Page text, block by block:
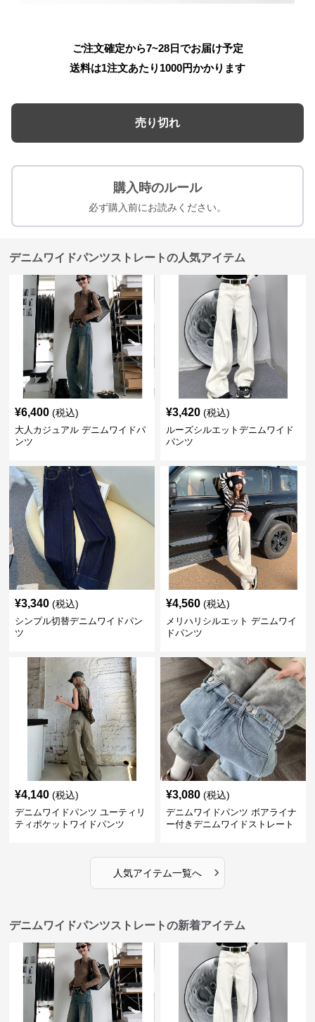
ご注文確定から7~28日でお届け予定
送料は1注文あたり 1000円かかります
売り切れ
購入時のルール
必ず購入前にお読みください。
デニムワイドパンツストレートの人気アイテム
¥6,400 (税込)
大人カジュアル デニムワイドパ
ンツ
¥3,420 (税込)
ルーズシルエットデニムワイド
パンツ
¥3,340 (税込)
シンプル切替デニムワイドパン
ツ
¥4,560 (税込)
メリハリシルエット デニムワイ
ドパンツ
¥4,140 (税込)
デニムワイドパンツ ユーティリ
ティポケットワイドパンツ
¥3,080 (税込)
デニムワイドパンツ ボアライナ
ー付きデニムワイドストレート
人気アイテム一覧へ ›
デニムワイドパンツストレートの新着アイテム